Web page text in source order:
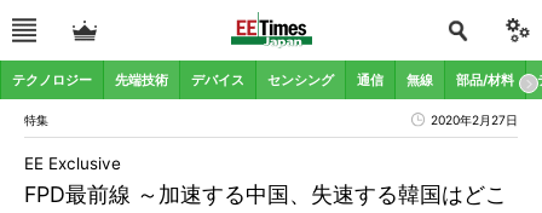
テクノロジー 先端技術 デバイス センシング 通信 無線 部品/材料
特集 2020年2月27日
FPD最前線 ～加速する中国、失速する韓国はどこ
EE Exclusive